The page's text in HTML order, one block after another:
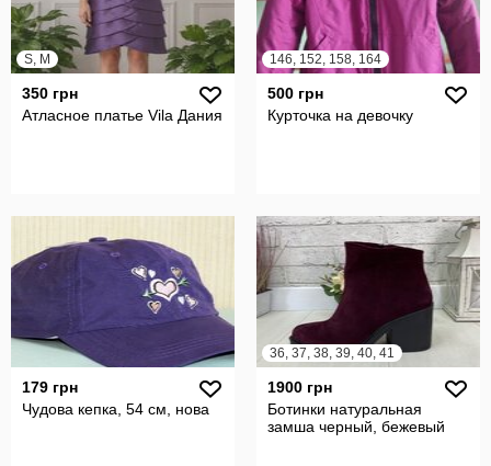
S, M
350 грн
Атласное платье Vila Дания
146, 152, 158, 164
500 грн
Курточка на девочку
179 грн
Чудова кепка, 54 см, нова
36, 37, 38, 39, 40, 41
1900 грн
Ботинки натуральная
замша черный, бежевый